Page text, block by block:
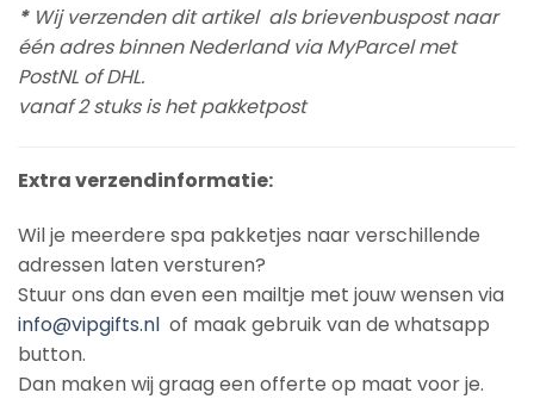
* Wij verzenden dit artikel als brievenbuspost naar
één adres binnen Nederland via MyParcel met
PostNL of DHL.
vanaf 2 stuks is het pakketpost
Extra verzendinformatie:
Wil je meerdere spa pakketjes naar verschillende
adressen laten versturen?
Stuur ons dan even een mailtje met jouw wensen via
info@vipgifts.nl of maak gebruik van de whatsapp
button.
Dan maken wij graag een offerte op maat voor je.